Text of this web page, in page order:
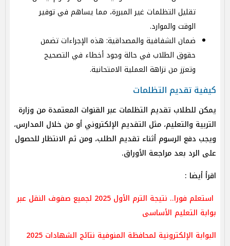
تقليل التظلمات غير المبررة، مما يساهم في توفير
الوقت والموارد.
ضمان الشفافية والمصداقية: هذه الإجراءات تضمن
حقوق الطلاب في حالة وجود أخطاء في التصحيح
وتعزز من نزاهة العملية الامتحانية.
كيفية تقديم التظلمات
يمكن للطلاب تقديم التظلمات عبر القنوات المعتمدة من وزارة
التربية والتعليم، مثل التقديم الإلكتروني أو من خلال المدارس،
ويجب دفع الرسوم أثناء تقديم الطلب، ومن ثم الانتظار للحصول
على الرد بعد مراجعة الأوراق.
اقرأ أيضا :
استعلم فورا.. نتيجة الترم الأول 2025 لجميع صفوف النقل عبر
بوابة التعليم الأساسى
البوابة الإلكترونية لمحافظة المنوفية نتائج الشهادات 2025